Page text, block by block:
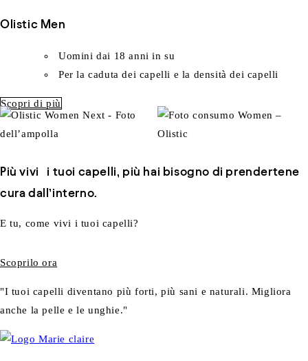
Olistic Men
Uomini dai 18 anni in su
Per la caduta dei capelli e la densità dei capelli
Scopri di più
Più vivi i tuoi capelli, più hai bisogno di prendertene
cura dall’interno.
E tu, come vivi i tuoi capelli?
Scoprilo ora
"I tuoi capelli diventano più forti, più sani e naturali. Migliora
anche la pelle e le unghie."